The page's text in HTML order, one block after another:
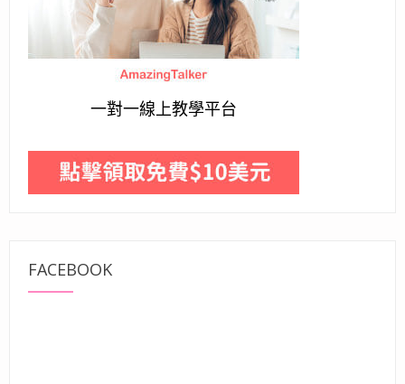
一對一線上教學平台
FACEBOOK